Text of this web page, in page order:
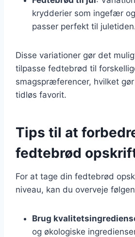
krydderier som ingefær
passer perfekt til
Disse variationer gør det
tilpasse fedtebrød til
smagspræferencer, hvilket
tidløs favorit.
Tips til at
fedtebrød
For at tage din fedtebrød
niveau, kan du overveje
Brug
og økologiske